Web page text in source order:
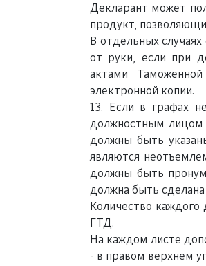
Декларант может
продукт,
В отдельных
от руки, если при
актами
электронной копии.
13. Если в графах
должностным лицом
должны быть
являются
должны быть
должна быть
Количество
ГТД.
На каждом листе
- в правом верхнем